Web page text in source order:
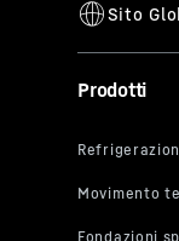
Prodotti